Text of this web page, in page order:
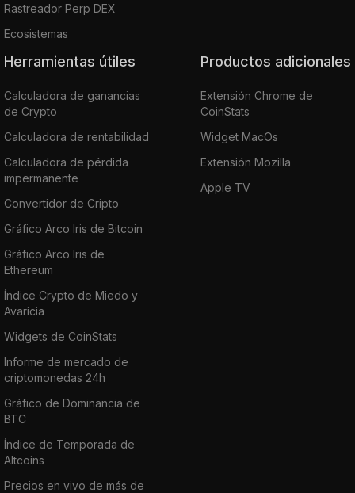
Rastreador Perp DEX
Ecosistemas
Herramientas útiles
Calculadora de ganancias
de Crypto
Calculadora de rentabilidad
Calculadora de pérdida
impermanente
Convertidor de Cripto
Gráfico Arco Iris de Bitcoin
Gráfico Arco Iris de
Ethereum
Índice Crypto de Miedo y
Avaricia
Widgets de CoinStats
Informe de mercado de
criptomonedas 24h
Gráfico de Dominancia de
BTC
Índice de Temporada de
Altcoins
Precios en vivo de más de
Productos adicionales
Extensión Chrome de
CoinStats
Widget MacOs
Extensión Mozilla
Apple TV